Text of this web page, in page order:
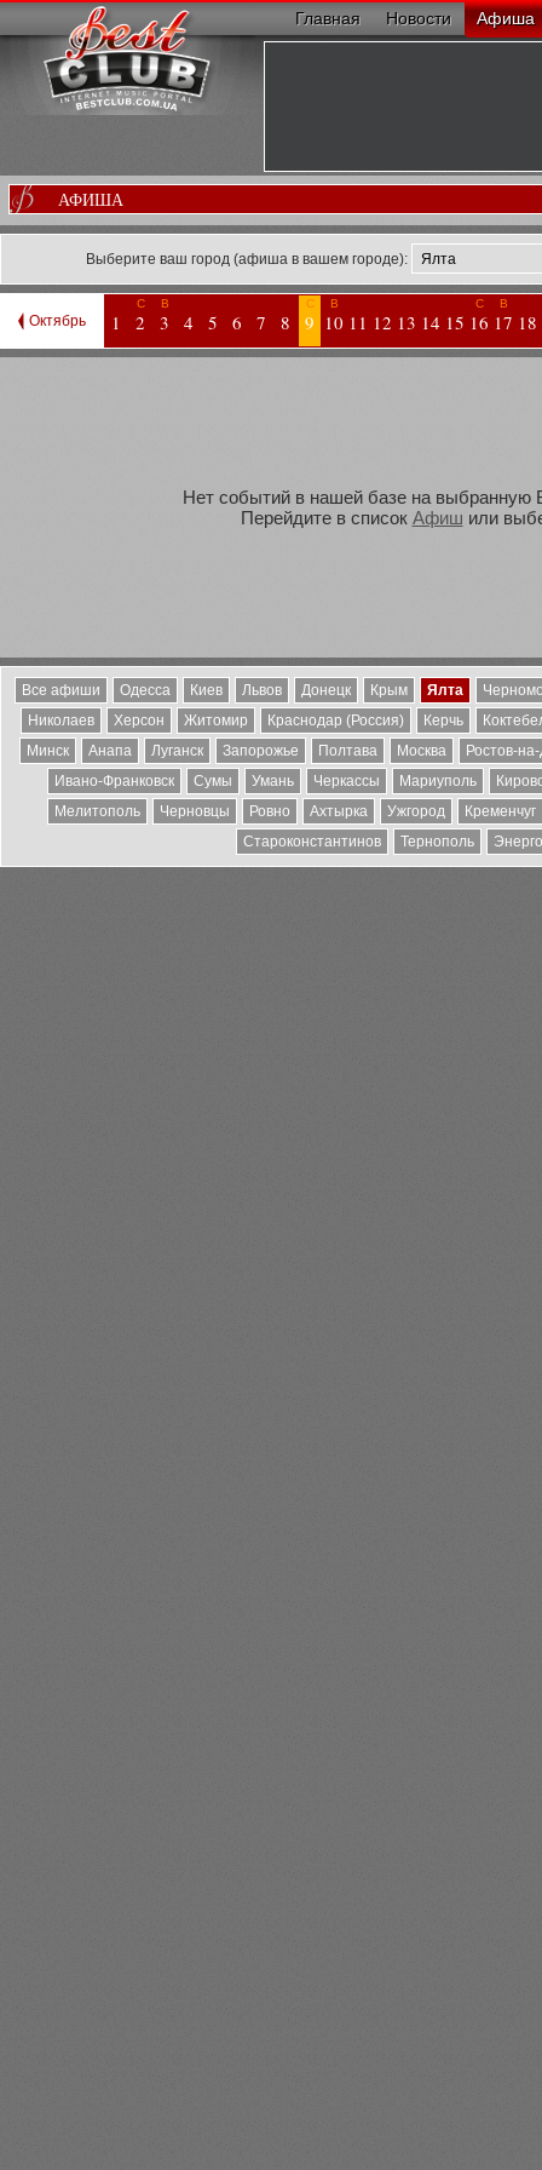
Главная Новости Афиша
АФИША
Выберите ваш город (афиша в вашем городе):
Октябрь 1
С
2
В
3 4 5 6 7 8
С
9
В
10 11 12 13 14 15
С
16
В
17 18
Нет событий в нашей базе на выбранную
Перейдите в список Афиш или
Все афиши Одесса Киев Львов Донецк Крым Ялта
Николаев
Херсон Житомир Краснодар (Россия) Керчь
Минск
Анапа Луганск Запорожье Полтава Москва
Ростов-
Ивано-Франковск
Сумы Умань Черкассы Мариуполь
Мелитополь
Черновцы Ровно Ахтырка Ужгород
Кременчуг
Староконстантинов
Тернополь